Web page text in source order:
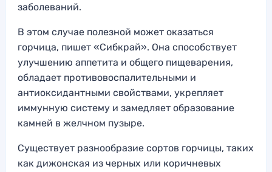
заболеваний.
В этом случае полезной может оказаться
горчица, пишет «Сибкрай». Она способствует
улучшению аппетита и общего пищеварения,
обладает противовоспалительными и
антиоксидантными свойствами, укрепляет
иммунную систему и замедляет образование
камней в желчном пузыре.
Существует разнообразие сортов горчицы, таких
как дижонская из черных или коричневых